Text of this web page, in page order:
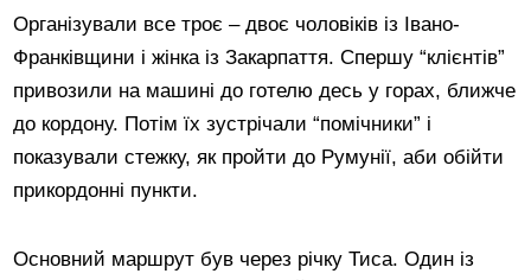
Організували все троє – двоє чоловіків із Івано-
Франківщини і жінка із Закарпаття. Спершу “клієнтів”
привозили на машині до готелю десь у горах, ближче
до кордону. Потім їх зустрічали “помічники” і
показували стежку, як пройти до Румунії, аби обійти
прикордонні пункти.
Основний маршрут був через річку Тиса. Один із